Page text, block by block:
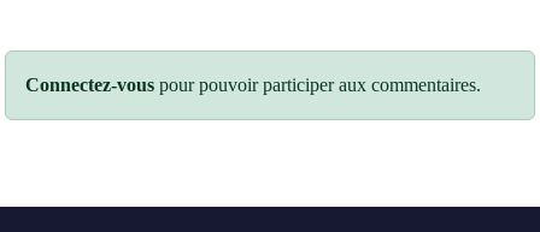
Connectez-vous pour pouvoir participer aux commentaires.